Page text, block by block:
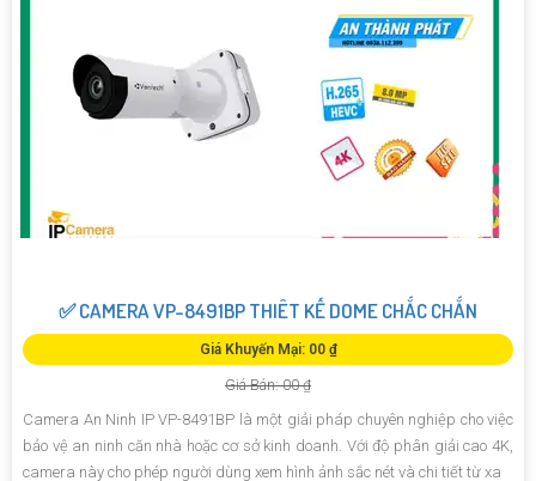
✅ CAMERA VP-8491BP THIÊT KẾ DOME CHẮC CHẮN
Giá Khuyến Mại: 00 ₫
Giá Bán: 00 ₫
Camera An Ninh IP VP-8491BP là một giải pháp chuyên nghiệp cho việc
bảo vệ an ninh căn nhà hoặc cơ sở kinh doanh. Với độ phân giải cao 4K,
camera này cho phép người dùng xem hình ảnh sắc nét và chi tiết từ xa